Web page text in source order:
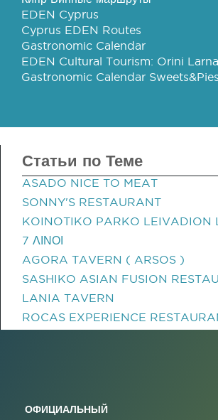
EDEN Cyprus
Cyprus EDEN Routes
Gastronomic Calendar
EDEN Cultural Tourism: Orini
Gastronomic Calendar Sweets&Pies
Статьи по Теме
ASADO NICE TO MEAT
SONNY'S RESTAURANT
KOINOTIKO PARKO LEIVADION
7 ΛΙΝΟΙ
AGORA TAVERN ( ARSOS )
SASHIKO ASIAN FUSION
LANIA TAVERN
ROCAS EXPERIENCE
ОФИЦИАЛЬНЫЙ